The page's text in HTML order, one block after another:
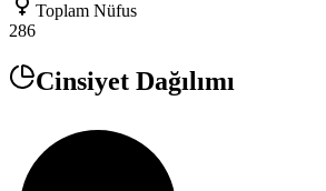
Toplam Nüfus
286
Cinsiyet Dağılımı